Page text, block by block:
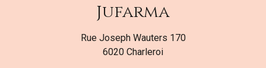
Jufarma
Rue Joseph Wauters 170
6020 Charleroi